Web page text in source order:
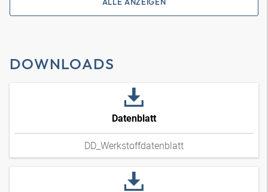
DOWNLOADS
Datenblatt
DD_Werkstoffdatenblatt